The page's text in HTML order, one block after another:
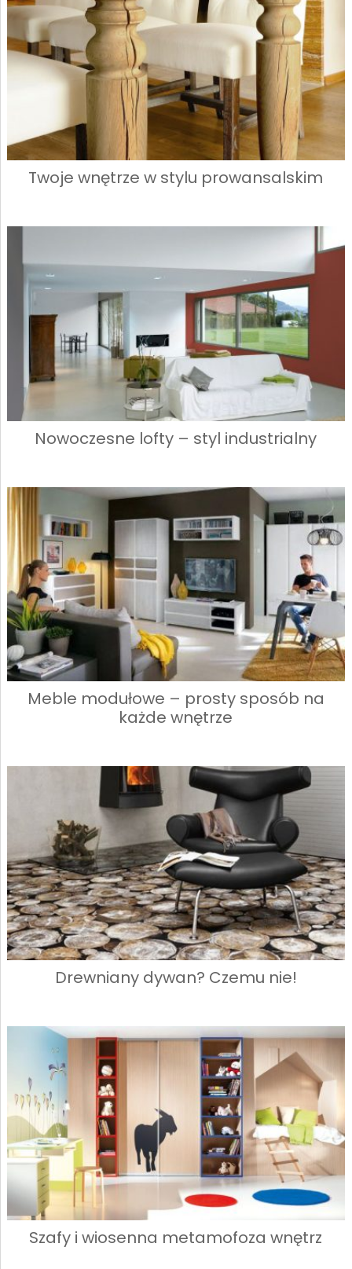
Twoje wnętrze w stylu prowansalskim
Nowoczesne lofty – styl industrialny
Meble modułowe – prosty sposób na
każde wnętrze
Drewniany dywan? Czemu nie!
Szafy i wiosenna metamofoza wnętrz